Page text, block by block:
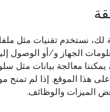
لك، نستخدم تقنيات مثل
الجهاز و/أو الوصول
يمكننا معالجة بيانات مثل
هذا الموقع. إذا لم تمنح
الميزات والوظائف.